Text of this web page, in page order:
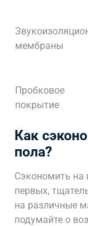
мембраны
Пробковое
покрытие
Как
пола?
Сэкономить на
первых,
на различные
подумайте о